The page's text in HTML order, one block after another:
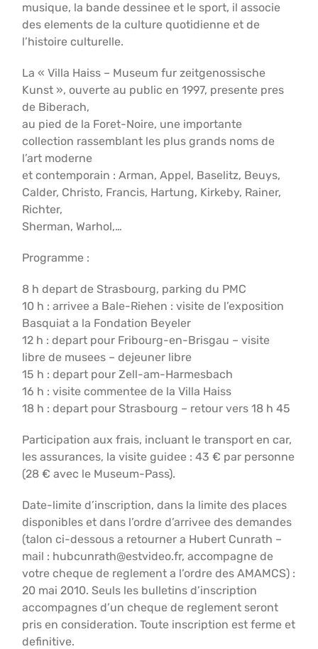
musique, la bande dessinee et le sport, il associe
des elements de la culture quotidienne et de
l’histoire culturelle.
La « Villa Haiss – Museum fur zeitgenossische
Kunst », ouverte au public en 1997, presente pres
de Biberach,
au pied de la Foret-Noire, une importante
collection rassemblant les plus grands noms de
l’art moderne
et contemporain : Arman, Appel, Baselitz, Beuys,
Calder, Christo, Francis, Hartung, Kirkeby, Rainer,
Richter,
Sherman, Warhol,…
Programme :
8 h depart de Strasbourg, parking du PMC
10 h : arrivee a Bale-Riehen : visite de l’exposition
Basquiat a la Fondation Beyeler
12 h : depart pour Fribourg-en-Brisgau – visite
libre de musees – dejeuner libre
15 h : depart pour Zell-am-Harmesbach
16 h : visite commentee de la Villa Haiss
18 h : depart pour Strasbourg – retour vers 18 h 45
Participation aux frais, incluant le transport en car,
les assurances, la visite guidee : 43 € par personne
(28 € avec le Museum-Pass).
Date-limite d’inscription, dans la limite des places
disponibles et dans l’ordre d’arrivee des demandes
(talon ci-dessous a retourner a Hubert Cunrath –
mail : hubcunrath@estvideo.fr, accompagne de
votre cheque de reglement a l’ordre des AMAMCS) :
20 mai 2010. Seuls les bulletins d’inscription
accompagnes d’un cheque de reglement seront
pris en consideration. Toute inscription est ferme et
definitive.